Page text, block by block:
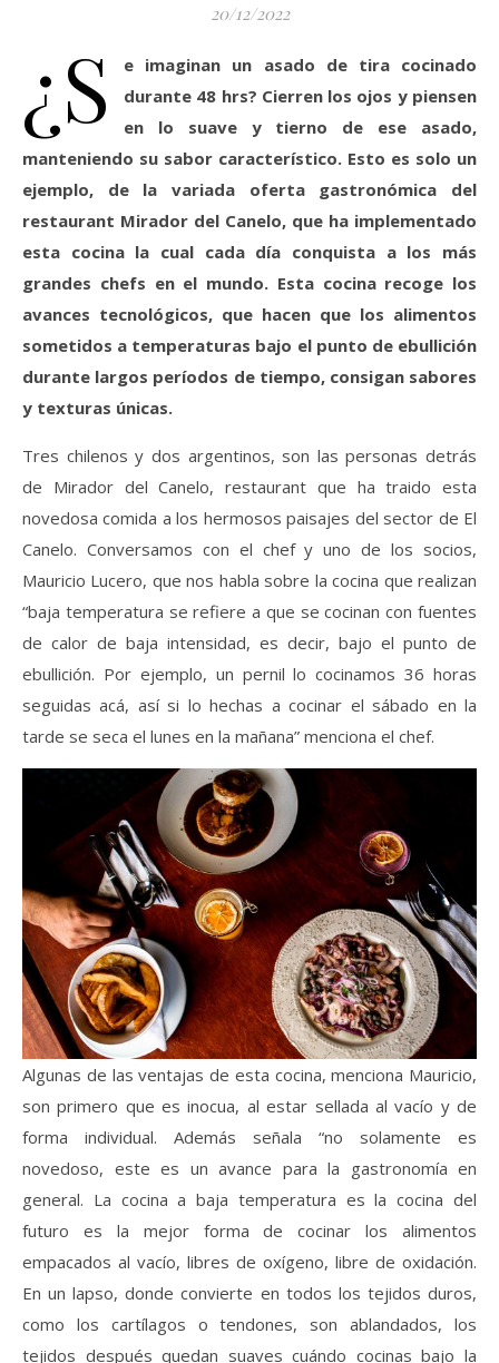
20/12/2022
¿S
e imaginan un asado de tira cocinado
durante 48 hrs? Cierren los ojos y piensen
en lo suave y tierno de ese asado,
manteniendo su sabor característico. Esto es solo un
ejemplo, de la variada oferta gastronómica del
restaurant Mirador del Canelo, que ha implementado
esta cocina la cual cada día conquista a los más
grandes chefs en el mundo. Esta cocina recoge los
avances tecnológicos, que hacen que los alimentos
sometidos a temperaturas bajo el punto de ebullición
durante largos períodos de tiempo, consigan sabores
y texturas únicas.
Tres chilenos y dos argentinos, son las personas detrás
de Mirador del Canelo, restaurant que ha traido esta
novedosa comida a los hermosos paisajes del sector de El
Canelo. Conversamos con el chef y uno de los socios,
Mauricio Lucero, que nos habla sobre la cocina que realizan
“baja temperatura se refiere a que se cocinan con fuentes
de calor de baja intensidad, es decir, bajo el punto de
ebullición. Por ejemplo, un pernil lo cocinamos 36 horas
seguidas acá, así si lo hechas a cocinar el sábado en la
tarde se seca el lunes en la mañana” menciona el chef.
Algunas de las ventajas de esta cocina, menciona Mauricio,
son primero que es inocua, al estar sellada al vacío y de
forma individual. Además señala “no solamente es
novedoso, este es un avance para la gastronomía en
general. La cocina a baja temperatura es la cocina del
futuro es la mejor forma de cocinar los alimentos
empacados al vacío, libres de oxígeno, libre de oxidación.
En un lapso, donde convierte en todos los tejidos duros,
como los cartílagos o tendones, son ablandados, los
tejidos después quedan suaves cuándo cocinas bajo la